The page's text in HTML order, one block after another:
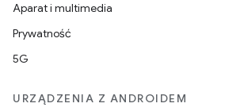
Aparat i multimedia
Prywatność
5G
URZĄDZENIA Z ANDROIDEM